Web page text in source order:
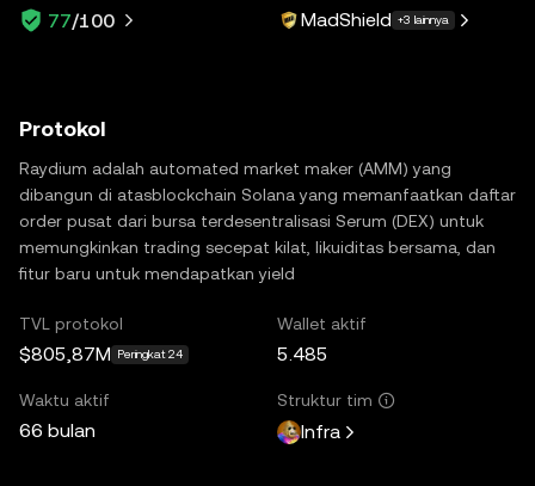
77/100 MadShield +3 lainnya
Protokol
Raydium adalah automated market maker (AMM) yang
dibangun di atasblockchain Solana yang memanfaatkan daftar
order pusat dari bursa terdesentralisasi Serum (DEX) untuk
memungkinkan trading secepat kilat, likuiditas bersama, dan
fitur baru untuk mendapatkan yield
TVL protokol
$805,87M Peringkat 24
Wallet aktif
5.485
Waktu aktif
66 bulan
Struktur tim
Infra